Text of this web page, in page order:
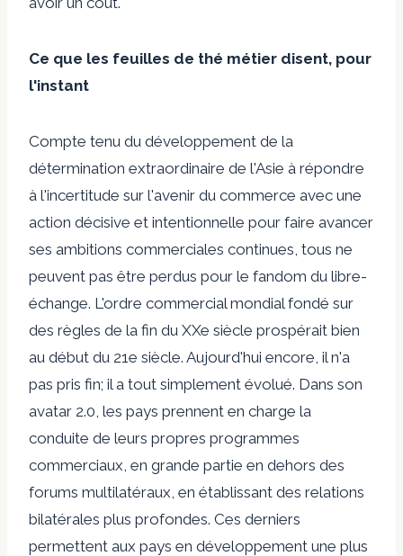
Ce que les feuilles de thé métier disent, pour
l'instant
Compte tenu du développement de la
détermination extraordinaire de l'Asie à répondre
à l'incertitude sur l'avenir du commerce avec une
action décisive et intentionnelle pour faire avancer
ses ambitions commerciales continues, tous ne
peuvent pas être perdus pour le fandom du libre-
échange. L'ordre commercial mondial fondé sur
des règles de la fin du XXe siècle prospérait bien
au début du 21e siècle. Aujourd'hui encore, il n'a
pas pris fin; il a tout simplement évolué. Dans son
avatar 2.0, les pays prennent en charge la
conduite de leurs propres programmes
commerciaux, en grande partie en dehors des
forums multilatéraux, en établissant des relations
bilatérales plus profondes. Ces derniers
permettent aux pays en développement une plus